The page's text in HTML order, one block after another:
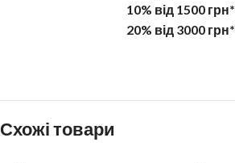
10% від 1500 грн*
20% від 3000 грн*
Схожі товари